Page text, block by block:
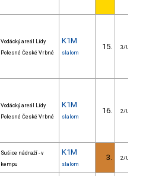
Vodácký areál Lídy
Polesné České Vrbné
K1M
slalom
15. 3/U23
Vodácký areál Lídy
Polesné České Vrbné
K1M
slalom
16. 2/U23
Sušice nádraží - v
kempu
K1M
slalom
3. 2/U23